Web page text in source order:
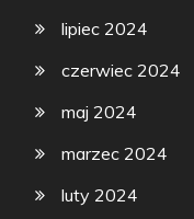
lipiec 2024
czerwiec 2024
maj 2024
marzec 2024
luty 2024